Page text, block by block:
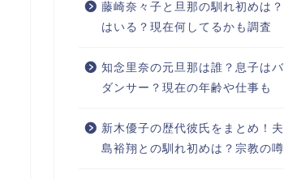
藤崎奈々子と旦那の馴れ初めは
はいる？現在何してるかも調査
知念里奈の元旦那は誰？息子は
ダンサー？現在の年齢や仕事も
新木優子の歴代彼氏をまとめ！
島裕翔との馴れ初めは？宗教の噂